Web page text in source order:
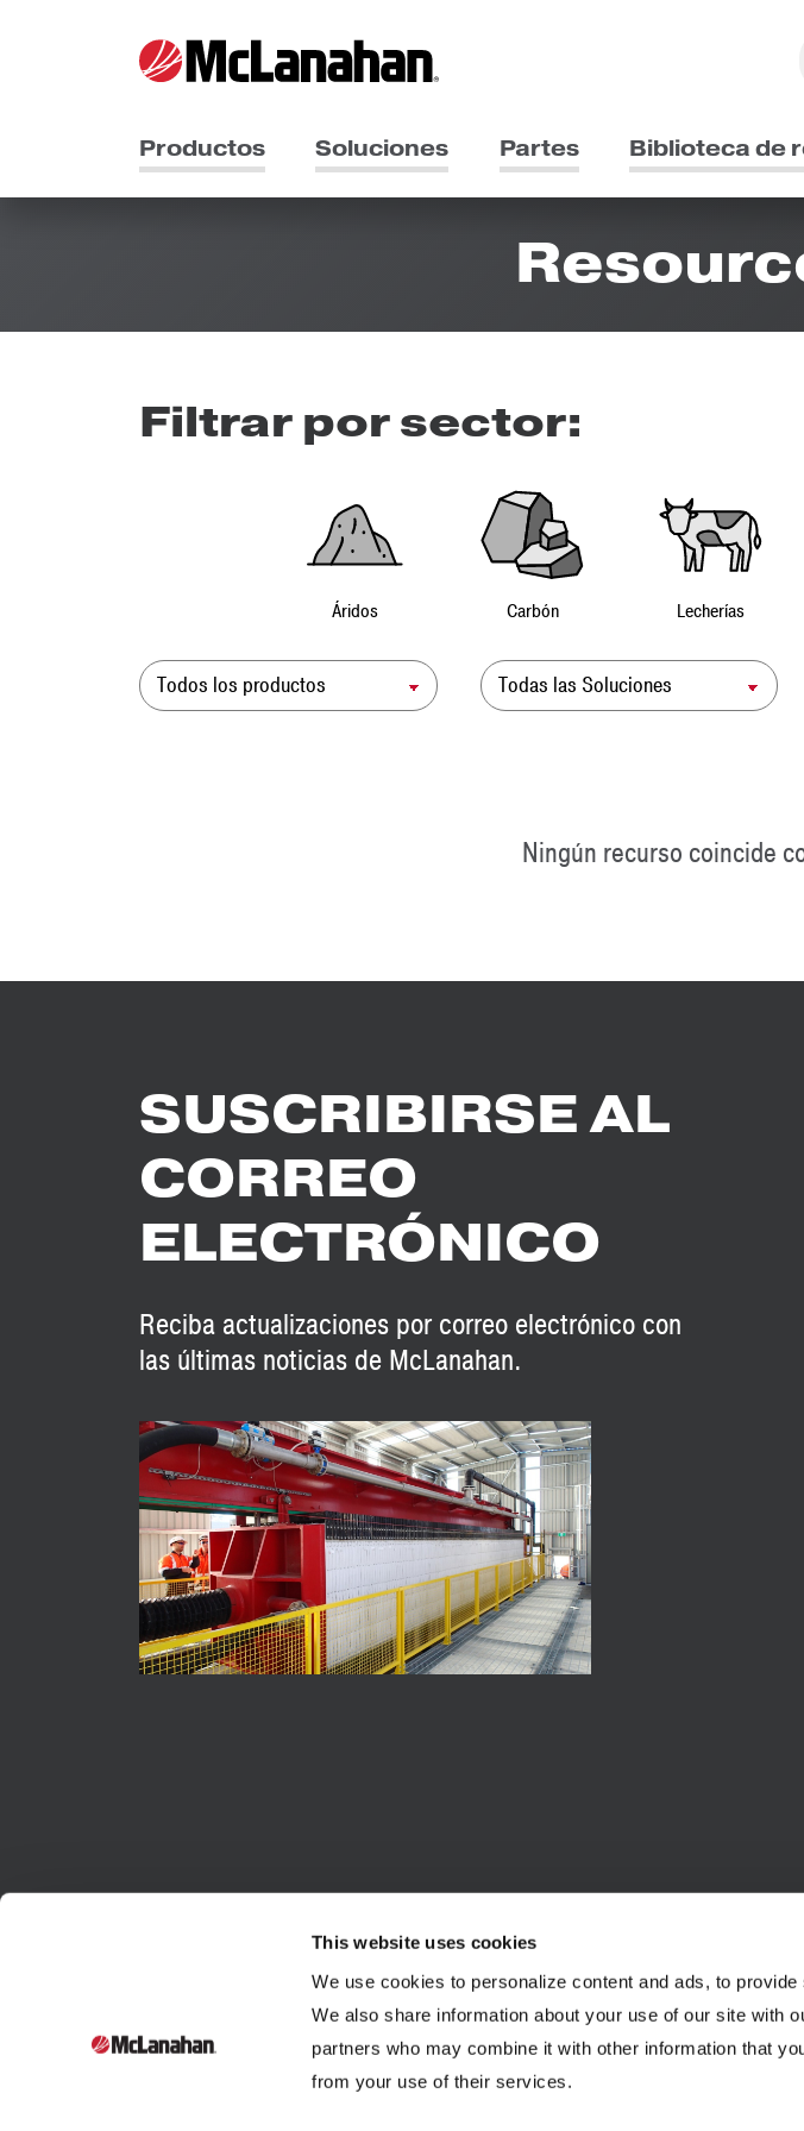
This website uses cookies
We use cookies to personalize content and ads, to
We also share information about your use of our site with
partners who may combine it with other information that
from your use of their services.
Productos Soluciones Partes Biblioteca de
Filtrar por sector:
Áridos Carbón Lecherías
Producto Solución
Ningún recurso coincide
SUSCRIBIRSE AL
CORREO
ELECTRÓNICO
Reciba actualizaciones por correo electrónico con
las últimas noticias de McLanahan.
Fundada en 1835, McLanahan Corporation es una
Áridos